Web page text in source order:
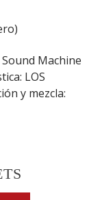
Machine
LOS
y mezcla: